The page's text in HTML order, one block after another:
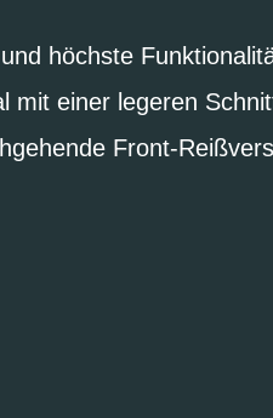
höchste
mit einer legeren
Front-